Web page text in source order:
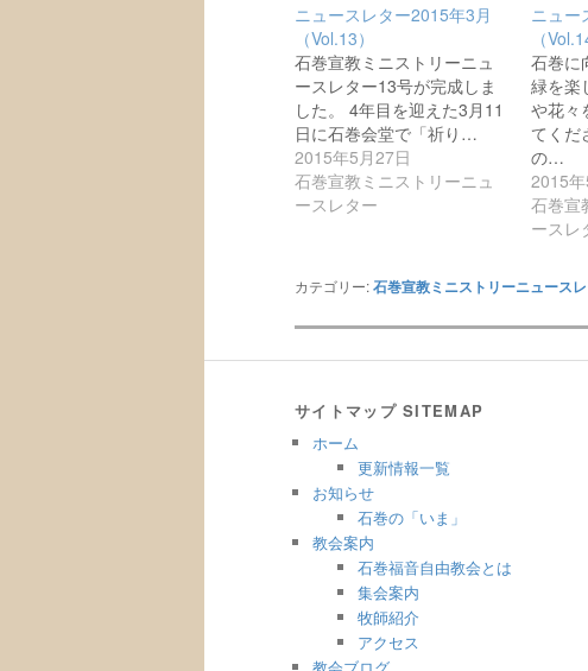
ニュースレター2015年3月
（Vol.13）
石巻宣教ミニストリーニュ
ースレター13号が完成しま
した。 4年目を迎えた3月11
日に石巻会堂で「祈り…
2015年5月27日
石巻宣教ミニストリーニュ
ースレター
ニュー
（
石巻に
緑を楽
や花々
てくだ
の…
2015
石巻宣
ースレ
カテゴリー:石巻宣教ミニストリーニュース
サイトマップ SITEMAP
ホーム
更新情報一覧
お知らせ
石巻の「いま」
教会案内
石巻福音自由教会とは
集会案内
牧師紹介
アクセス